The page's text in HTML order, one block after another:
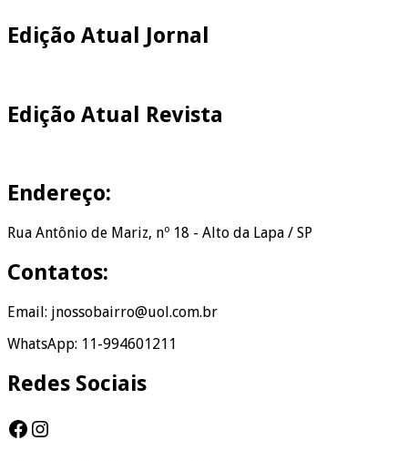
Edição Atual Jornal
Edição Atual Revista
Endereço:
Rua Antônio de Mariz, nº 18 - Alto da Lapa / SP
Contatos:
Email: jnossobairro@uol.com.br
WhatsApp: 11-994601211
Redes Sociais
Facebook
Instagram